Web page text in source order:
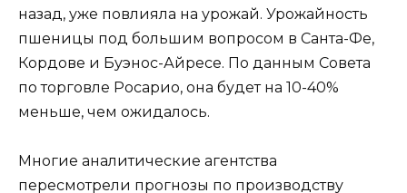
назад, уже повлияла на урожай. Урожайность
пшеницы под большим вопросом в Санта-Фе,
Кордове и Буэнос-Айресе. По данным Совета
по торговле Росарио, она будет на 10-40%
меньше, чем ожидалось.
Многие аналитические агентства
пересмотрели прогнозы по производству